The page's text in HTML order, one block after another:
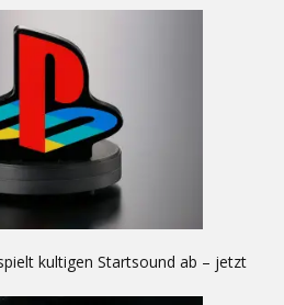
kultigen Startsound ab – jetzt